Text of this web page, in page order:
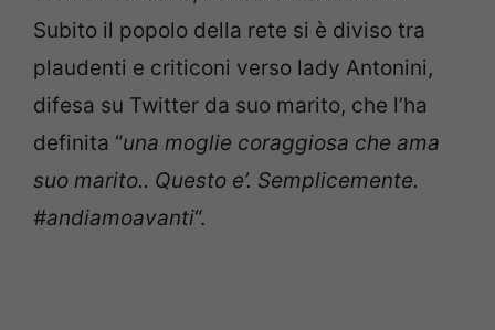
Subito il popolo della rete si è diviso tra
plaudenti e criticoni verso lady Antonini,
difesa su Twitter da suo marito, che l’ha
definita “una moglie coraggiosa che ama
suo marito.. Questo e’. Semplicemente.
#andiamoavanti“.